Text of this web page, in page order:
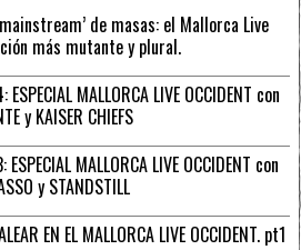
de masas: el Mallorca Live
más mutante y plural.
MALLORCA LIVE OCCIDENT con
y KAISER CHIEFS
MALLORCA LIVE OCCIDENT con
y STANDSTILL
EN EL MALLORCA LIVE OCCIDENT. pt1